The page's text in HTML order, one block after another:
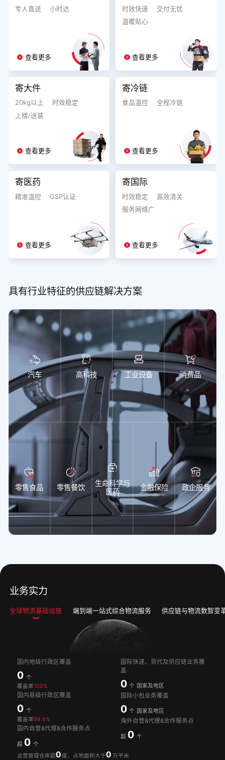
专人直送 小时达
查看更多
时效快速
交付无忧
温暖贴心
查看更多
寄大件
20kg以上
时效稳定
上楼/送装
查看更多
寄冷链
食品温控 全程冷链
查看更多
寄医药
精准温控 GSP认证
查看更多
寄国际
时效稳定
高效清关
服务网络广
查看更多
具有行业特征的供应链解决方案
汽车 高科技 工业设备 消费品
零售食品 零售餐饮
生命科学与
医药
金融保险 政企服务
业务实力
全球物流基础设施 端到端一站式综合物流服务 供应链与物流数智变
国内地级行政区覆盖
0 个
覆盖率100%
国内县级行政区覆盖
0 个
覆盖率99.8%
国内自营&代理&合作服务点
超 0 个
国际快递、货代及供应链业务覆
盖
0 个 国家及地区
国际小包业务覆盖
0 个 国家及地区
海外自营&代理&合作服务点
超 0 个
运营管理仓库超0座， 占地面积大于0 万平米